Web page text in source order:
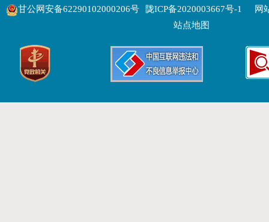
甘公网安备62290102000206号
陇ICP备2020003667号-1
网
站点地图